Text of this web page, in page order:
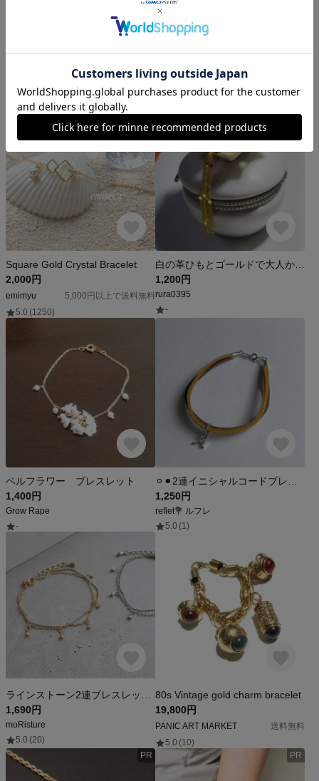
5.0(7)
Shoseki no Hana/晶石の華
-
Square Gold Crystal Bracelet
2,000円
emimyu
5,000円以上で送料無料
5.0 (1250)
1,200円
rura0395
-
ベルフラワー ブレスレット
1,400円
Grow Rape
-
1,250円
reflet💐 ルフレ
5.0 (1)
1,690円
moRisture
5.0 (20)
80s Vintage gold charm bracelet
19,800円
PANIC ART MARKET
送料無料
5.0 (10)
PR
PR